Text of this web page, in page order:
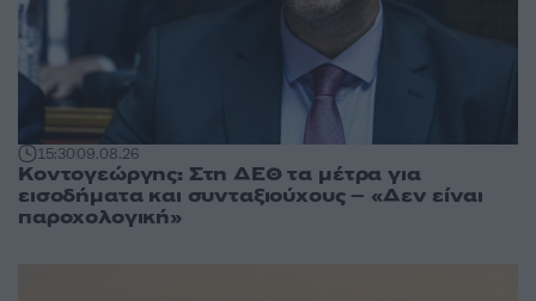
15:3009.08.26
Κοντογεώργης: Στη ΔΕΘ τα μέτρα για
εισοδήματα και συνταξιούχους – «Δεν είναι
παροχολογική»